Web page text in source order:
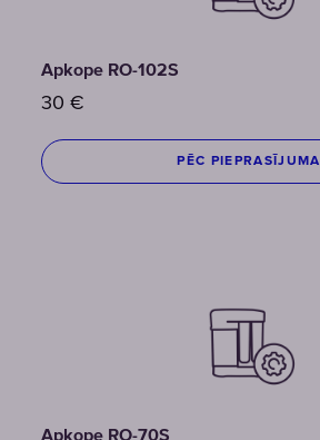
Apkope RO-102S
30 €
PĒC PIEPRASĪJUMA